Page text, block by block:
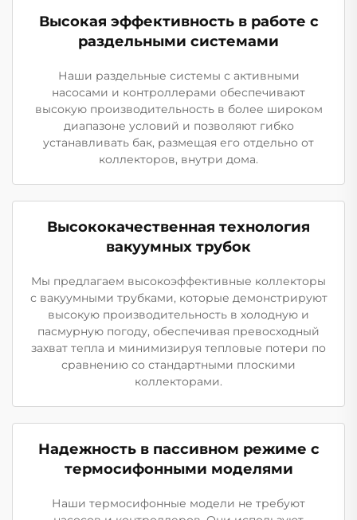
Высокая эффективность в работе с
раздельными системами
Наши раздельные системы с активными
насосами и контроллерами обеспечивают
высокую производительность в более широком
диапазоне условий и позволяют гибко
устанавливать бак, размещая его отдельно от
коллекторов, внутри дома.
Высококачественная технология
вакуумных трубок
Мы предлагаем высокоэффективные коллекторы
с вакуумными трубками, которые демонстрируют
высокую производительность в холодную и
пасмурную погоду, обеспечивая превосходный
захват тепла и минимизируя тепловые потери по
сравнению со стандартными плоскими
коллекторами.
Надежность в пассивном режиме с
термосифонными моделями
Наши термосифонные модели не требуют